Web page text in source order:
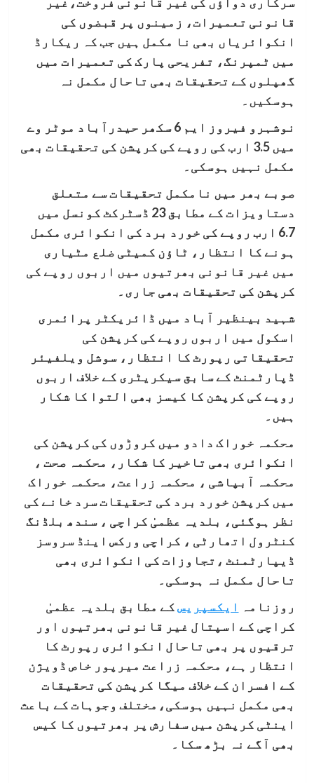
قانونی تعمیرات، زمینوں پر قبضوں کی
انکوائریاں بھی نا مکمل ہیں جب کہ ریکارڈ
میں ٹمپرنگ، تفریحی پارک کی تعمیرات میں
گھپلوں کے تحقیقات بھی تاحال مکمل نہ
ہوسکیں۔
نوشہرو فیروز ایم 6 سکھر حیدرآباد موٹر وے
میں 3.5 ارب کی روپے کی کرپشن کی تحقیقات بھی
مکمل نہیں ہوسکی۔
صوبے بھر میں نامکمل تحقیقات سے متعلق
دستاویزات کے مطابق 23 ڈسٹرکٹ کونسل میں
6.7 ارب روپے کی خورد برد کی انکوائری مکمل
ہونے کا انتظار، ٹاؤن کمیٹی ضلع مٹیاری
میں غیر قانونی بھرتیوں میں اربوں روپے کی
کرپشن کی تحقیقات بھی جاری۔
شہید بینظیر آباد میں ڈائریکٹر پرائمری
اسکول میں اربوں روپے کی کرپشن کی
تحقیقاتی رپورٹ کا انتظار، سوشل ویلفیئر
ڈپارٹمنٹ کے سابق سیکریٹری کے خلاف اربوں
روپے کی کرپشن کا کیسز بھی التوا کا شکار
ہیں۔
محکمہ خوراک دادو میں کروڑوں کی کرپشن کی
انکوائری بھی تاخیر کا شکار، محکمہ صحت ،
محکمہ آبپاشی ، محکمہ زراعت، محکمہ خوراک
میں کرپشن خورد برد کی تحقیقات سرد خانے کی
نظر ہوگئی، بلدیہ عظمیٰ کراچی ، سندھ بلڈنگ
کنٹرول اتھارٹی ، کراچی ورکس اینڈ سروسز
ڈیپارٹمنٹ ،تجاوزات کی انکوائری بھی
تاحال مکمل نہ ہوسکی۔
روزنامہ ایکسپریسکے مطابق بلدیہ عظمیٰ
کراچی کے اسپتال غیر قانونی بھرتیوں اور
ترقیوں پر بھی تاحال انکوائری رپورٹ کا
انتظار ہے، محکمہ زراعت میرپور خاص ڈویژن
کے افسران کے خلاف میگا کرپشن کی تحقیقات
بھی مکمل نہیں ہوسکی،مختلف وجوہات کے باعث
اینٹی کرپشن میں سفارش پر بھرتیوں کا کیس
بھی آگے نہ بڑھ سکا۔